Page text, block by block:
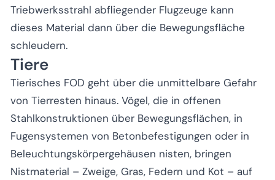
Triebwerksstrahl abfliegender Flugzeuge kann
dieses Material dann über die Bewegungsfläche
schleudern.
Tiere
Tierisches FOD geht über die unmittelbare Gefahr
von Tierresten hinaus. Vögel, die in offenen
Stahlkonstruktionen über Bewegungsflächen, in
Fugensystemen von Betonbefestigungen oder in
Beleuchtungskörpergehäusen nisten, bringen
Nistmaterial – Zweige, Gras, Federn und Kot – auf